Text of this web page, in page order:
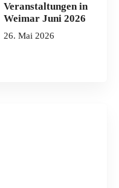
Veranstaltungen in
Weimar Juni 2026
26. Mai 2026